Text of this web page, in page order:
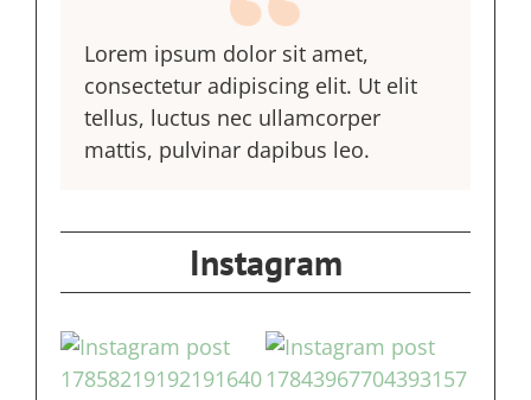
Lorem ipsum dolor sit amet,
consectetur adipiscing elit. Ut elit
tellus, luctus nec ullamcorper
mattis, pulvinar dapibus leo.
Instagram